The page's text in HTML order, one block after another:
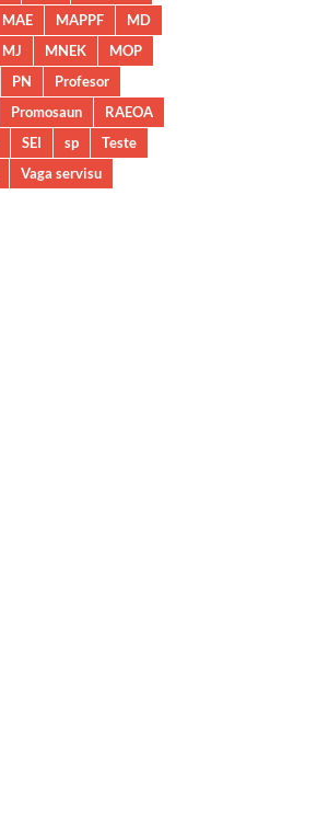
MAE MAPPF
MD
MJ MNEK
MOP
PN
Profesor
Promosaun
RAEOA
SEI sp
Teste
Vaga servisu